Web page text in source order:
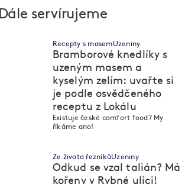
Dále servírujeme
Recepty s masemUzeniny
Bramborové knedlíky s
uzeným masem a
kyselým zelím: uvařte si
je podle osvědčeného
receptu z Lokálu
Existuje české comfort food? My
říkáme ano!
Ze života řezníkůUzeniny
Odkud se vzal talián? Má
kořeny v Rybné ulici!